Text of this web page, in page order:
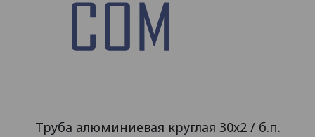
Труба алюминиевая круглая 30х2 / б.п.